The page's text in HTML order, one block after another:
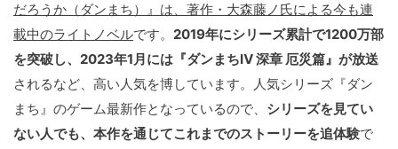
だろうか（ダンまち）』は、著作・大森藤ノ氏による今も連
載中のライトノベルです。 2019年にシリーズ累計で1200万部
を突破し、2023年1月には『ダンまちⅣ 深章 厄災篇』が放送
されるなど、高い人気を博しています。人気シリーズ『ダン
まち』のゲーム最新作となっているので、 シリーズを見てい
ない人でも、本作を通じてこれまでのストーリーを追体験で